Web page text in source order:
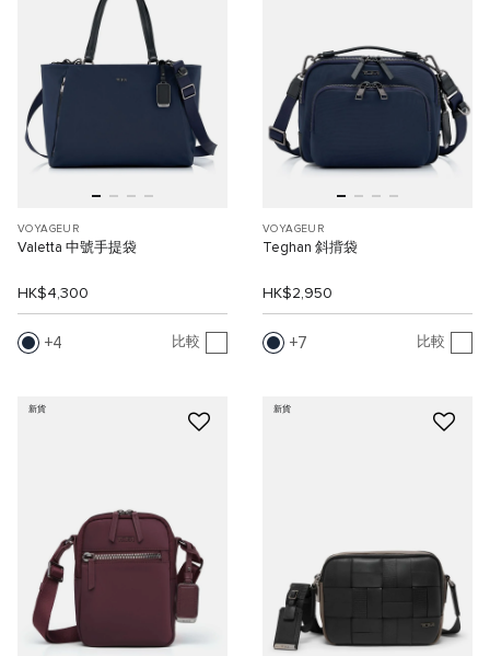
VOYAGEUR
Valetta 中號手提袋
HK$4,300
4 比較
VOYAGEUR
Teghan 斜揹袋
HK$2,950
7 比較
新貨 新貨